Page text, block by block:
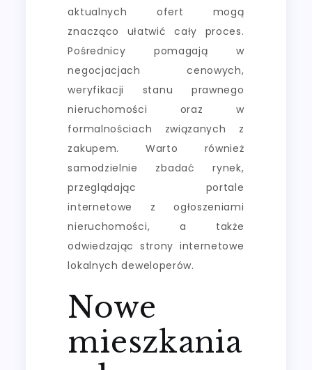
aktualnych ofert mogą
znacząco ułatwić cały proces.
Pośrednicy pomagają w
negocjacjach cenowych,
weryfikacji stanu prawnego
nieruchomości oraz w
formalnościach związanych z
zakupem. Warto również
samodzielnie zbadać rynek,
przeglądając portale
internetowe z ogłoszeniami
nieruchomości, a także
odwiedzając strony internetowe
lokalnych deweloperów.
Nowe
mieszkania